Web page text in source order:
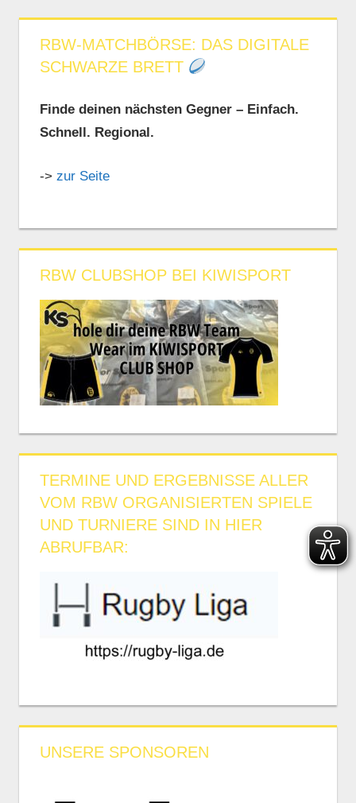
RBW-MATCHBÖRSE: DAS DIGITALE
SCHWARZE BRETT
Finde deinen nächsten Gegner – Einfach.
Schnell. Regional.
-> zur Seite
RBW CLUBSHOP BEI KIWISPORT
TERMINE UND ERGEBNISSE ALLER
VOM RBW ORGANISIERTEN SPIELE
UND TURNIERE SIND IN HIER
ABRUFBAR:
UNSERE SPONSOREN